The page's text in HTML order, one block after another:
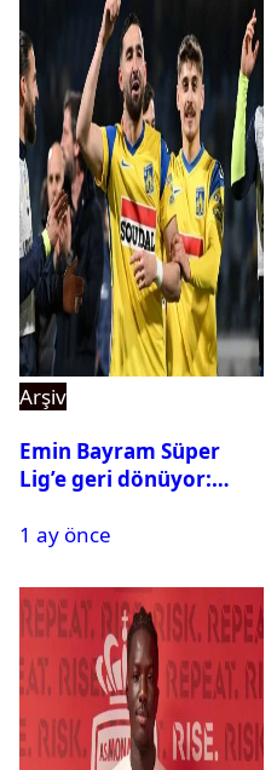
Arşiv
Emin Bayram Süper
Lig’e geri dönüyor:
1 ay önce